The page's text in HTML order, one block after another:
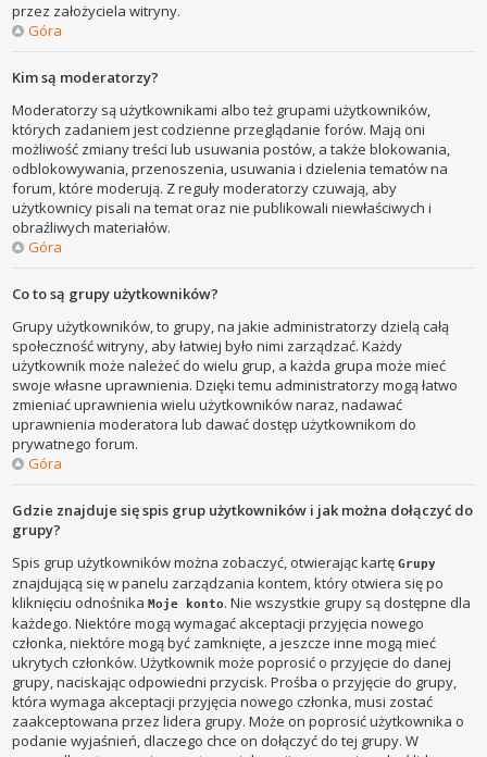
przez założyciela witryny.
Góra
Kim są moderatorzy?
Moderatorzy są użytkownikami albo też grupami użytkowników,
których zadaniem jest codzienne przeglądanie forów. Mają oni
możliwość zmiany treści lub usuwania postów, a także blokowania,
odblokowywania, przenoszenia, usuwania i dzielenia tematów na
forum, które moderują. Z reguły moderatorzy czuwają, aby
użytkownicy pisali na temat oraz nie publikowali niewłaściwych i
obraźliwych materiałów.
Góra
Co to są grupy użytkowników?
Grupy użytkowników, to grupy, na jakie administratorzy dzielą całą
społeczność witryny, aby łatwiej było nimi zarządzać. Każdy
użytkownik może należeć do wielu grup, a każda grupa może mieć
swoje własne uprawnienia. Dzięki temu administratorzy mogą łatwo
zmieniać uprawnienia wielu użytkowników naraz, nadawać
uprawnienia moderatora lub dawać dostęp użytkownikom do
prywatnego forum.
Góra
Gdzie znajduje się spis grup użytkowników i jak można dołączyć do
grupy?
Spis grup użytkowników można zobaczyć, otwierając kartęGrupy
znajdującą się w panelu zarządzania kontem, który otwiera się po
kliknięciu odnośnikaMoje konto. Nie wszystkie grupy są dostępne dla
każdego. Niektóre mogą wymagać akceptacji przyjęcia nowego
członka, niektóre mogą być zamknięte, a jeszcze inne mogą mieć
ukrytych członków. Użytkownik może poprosić o przyjęcie do danej
grupy, naciskając odpowiedni przycisk. Prośba o przyjęcie do grupy,
która wymaga akceptacji przyjęcia nowego członka, musi zostać
zaakceptowana przez lidera grupy. Może on poprosić użytkownika o
podanie wyjaśnień, dlaczego chce on dołączyć do tej grupy. W